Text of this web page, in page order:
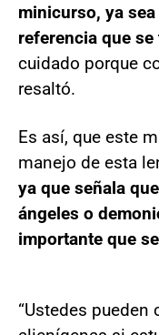
minicurso, ya
referencia que
cuidado porque
resaltó.
Es así, que este
manejo de esta
ya que señala
ángeles o
importante que
“Ustedes